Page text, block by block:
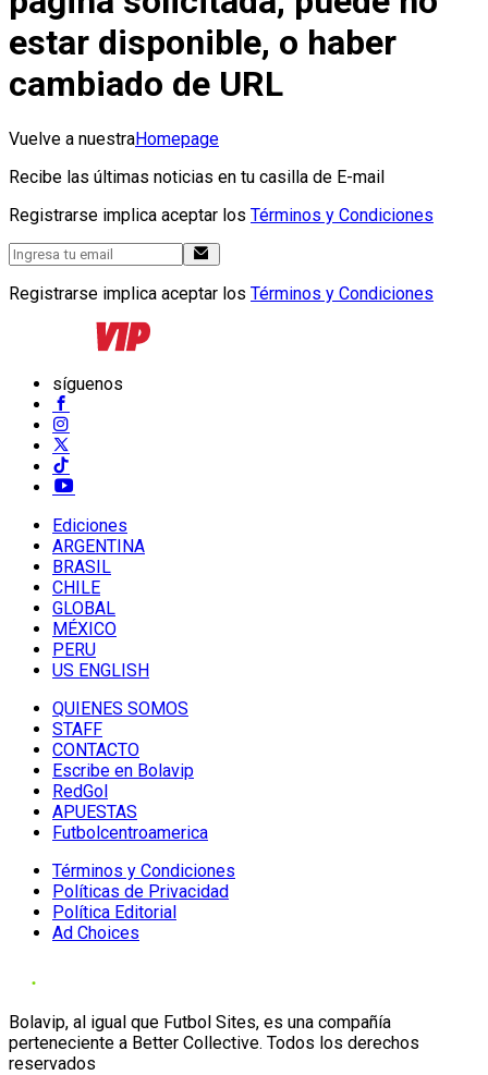
estar disponible, o haber
cambiado de URL
Vuelve a nuestraHomepage
Recibe las últimas noticias en tu casilla de E-mail
Registrarse implica aceptar los Términos y Condiciones
Registrarse implica aceptar los Términos y Condiciones
síguenos
Ediciones
ARGENTINA
BRASIL
CHILE
GLOBAL
MÉXICO
PERU
US ENGLISH
QUIENES SOMOS
STAFF
CONTACTO
Escribe en Bolavip
RedGol
APUESTAS
Futbolcentroamerica
Términos y Condiciones
Políticas de Privacidad
Política Editorial
Ad Choices
Bolavip, al igual que Futbol Sites, es una compañía
perteneciente a Better Collective. Todos los derechos
reservados